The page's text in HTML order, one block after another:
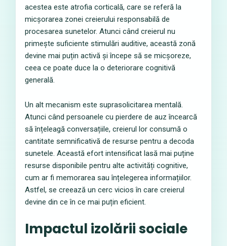
acestea este atrofia corticală, care se referă la
micșorarea zonei creierului responsabilă de
procesarea sunetelor. Atunci când creierul nu
primește suficiente stimulări auditive, această zonă
devine mai puțin activă și începe să se micșoreze,
ceea ce poate duce la o deteriorare cognitivă
generală.
Un alt mecanism este suprasolicitarea mentală.
Atunci când persoanele cu pierdere de auz încearcă
să înțeleagă conversațiile, creierul lor consumă o
cantitate semnificativă de resurse pentru a decoda
sunetele. Această efort intensificat lasă mai puține
resurse disponibile pentru alte activități cognitive,
cum ar fi memorarea sau înțelegerea informațiilor.
Astfel, se creează un cerc vicios în care creierul
devine din ce în ce mai puțin eficient.
Impactul izolării sociale